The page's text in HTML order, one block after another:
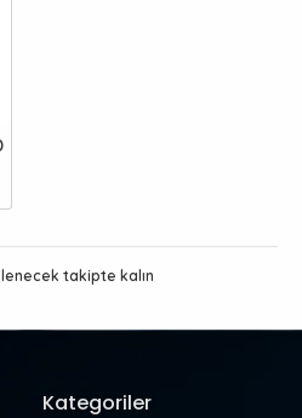
takipte kalın
Kategoriler